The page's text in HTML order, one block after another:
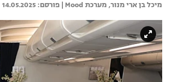
מיכל בן ארי מנור, מערכת Mood | 14.05.2025